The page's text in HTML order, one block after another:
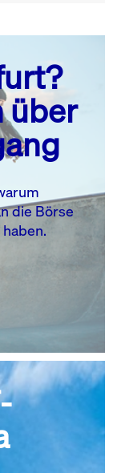
SA. SO.
1
2
8
22
23
über
die Börse